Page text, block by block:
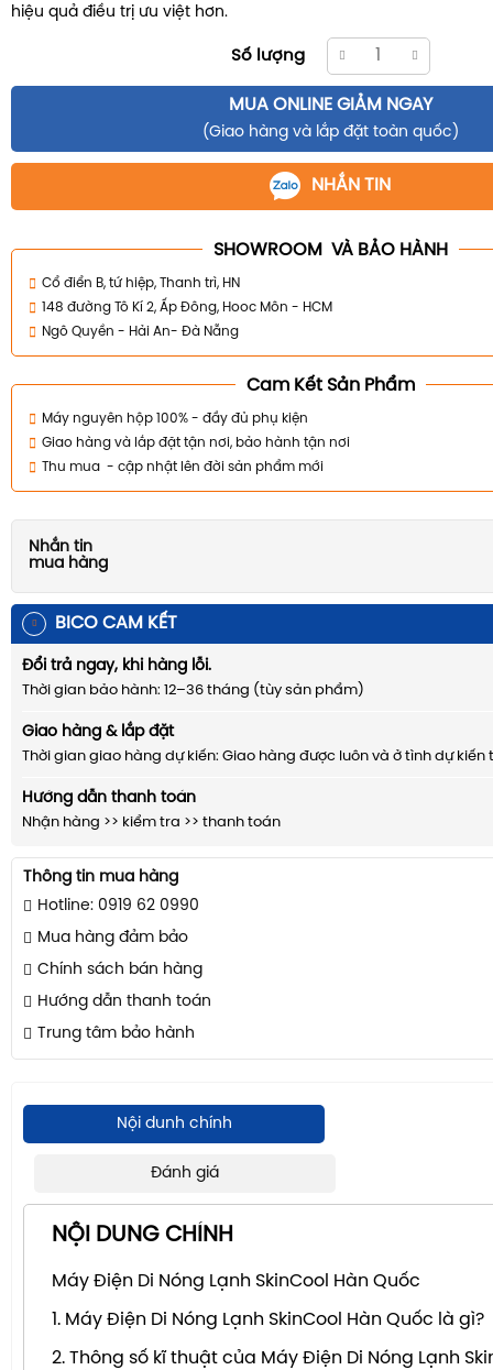
hiệu quả điều trị ưu việt hơn.
Số lượng
MUA ONLINE GIẢM NGAY
(Giao hàng và lắp đặt toàn quốc)
NHẮN TIN
SHOWROOM VÀ BẢO HÀNH
Cổ điển B, tứ hiệp, Thanh trì, HN
148 đường Tô Kí 2, Ấp Đông, Hooc Môn - HCM
Ngô Quyền - Hải An- Đà Nẵng
Cam Kết Sản Phẩm
Máy nguyên hộp 100% - đầy đủ phụ kiện
Giao hàng và lắp đặt tận nơi, bảo hành tận nơi
Thu mua - cập nhật lên đời sản phẩm mới
Nhắn tin
mua hàng
BICO CAM KẾT
Đổi trả ngay, khi hàng lỗi.
Thời gian bảo hành: 12–36 tháng (tùy sản phẩm)
Giao hàng & lắp đặt
Thời gian giao hàng dự kiến: Giao hàng được luôn và ở tình dự kiến
Hướng dẫn thanh toán
Nhận hàng >> kiểm tra >> thanh toán
Thông tin mua hàng
Hotline: 0919 62 0990
Mua hàng đảm bảo
Chính sách bán hàng
Hướng dẫn thanh toán
Trung tâm bảo hành
Nội dunh chính
Đánh giá
NỘI DUNG CHÍNH
Máy Điện Di Nóng Lạnh SkinCool Hàn Quốc
1. Máy Điện Di Nóng Lạnh SkinCool Hàn Quốc là gì?
2. Thông số kĩ thuật của Máy Điện Di Nóng Lạnh